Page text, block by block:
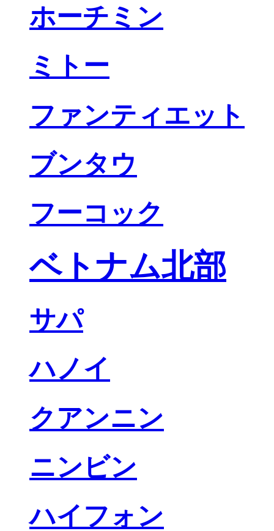
ホーチミン
ミトー
ファンティエット
ブンタウ
フーコック
ベトナム北部
サパ
ハノイ
クアンニン
ニンビン
ハイフォン